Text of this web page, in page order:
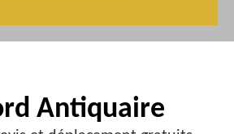
Antiquaire